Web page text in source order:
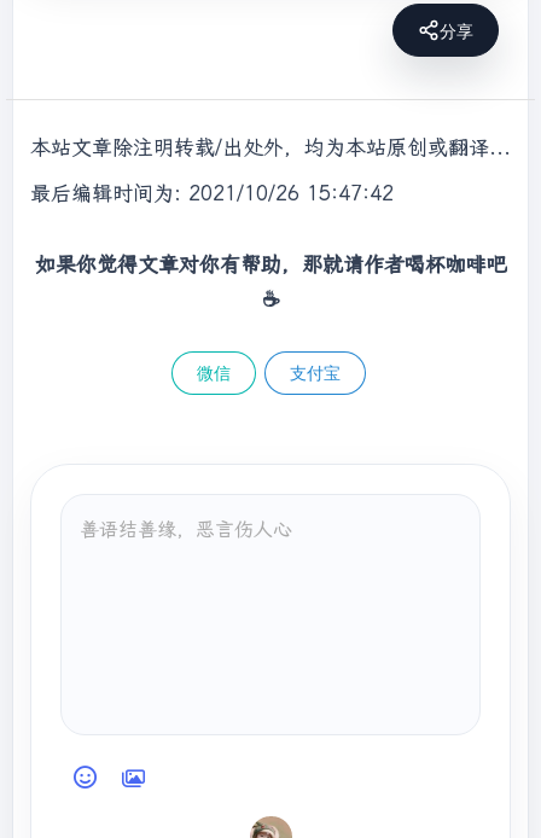
extends Number>
List<? extends Number> list5
List<? extends Number> list6
= new ArrayList<Integer>();
//类型通配符下限：
List<?
ArrayList<Object>();
// List<? super Number>
list9 = new ArrayList<Integer>();
分享
本站文章除注明转载/出处外，均为本站原创或翻译，转载前请务必署名，转载请标明出处。
最后编辑时间为: 2021/10/26 15:47:42
如果你觉得文章对你有帮助，那就请作者喝杯咖啡吧
☕
微信 支付宝